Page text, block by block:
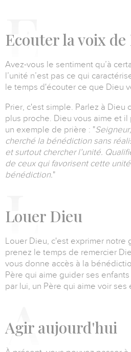
Ecouter la voix
Avez-vous le sentiment qu’à
l’unité n’est pas ce qui
le temps d'écouter ce que Dieu
Prier, c'est simple. Parlez à Dieu
plus proche. Dieu vous aime et
un exemple de prière : "
cherché la bénédiction sans
et surtout chercher l’unité.
de ceux qui favorisent cette
bénédiction."
Louer Dieu
Louer Dieu, c'est exprimer notre
prenez le temps de remercier
vous donne accès à la
Père qui aime guider ses
par lui, un Père qui aime voir ses
Agir aujourd'hui